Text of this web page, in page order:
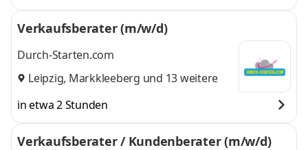
Verkaufsberater (m/w/d)
Durch-Starten.com
Leipzig, Markkleeberg und 13 weitere
in etwa 2 Stunden
Verkaufsberater / Kundenberater (m/w/d)